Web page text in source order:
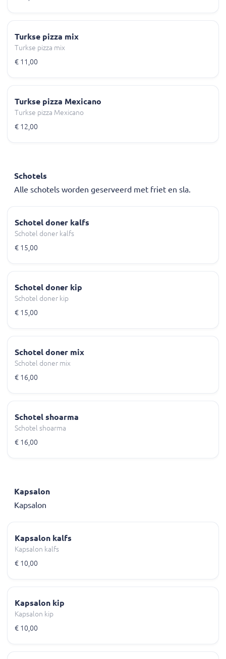
Turkse pizza mix
Turkse pizza mix
€ 11,00
Turkse pizza Mexicano
Turkse pizza Mexicano
€ 12,00
Schotels
Alle schotels worden geserveerd met friet en sla.
Schotel doner kalfs
Schotel doner kalfs
€ 15,00
Schotel doner kip
Schotel doner kip
€ 15,00
Schotel doner mix
Schotel doner mix
€ 16,00
Schotel shoarma
Schotel shoarma
€ 16,00
Kapsalon
Kapsalon
Kapsalon kalfs
Kapsalon kalfs
€ 10,00
Kapsalon kip
Kapsalon kip
€ 10,00